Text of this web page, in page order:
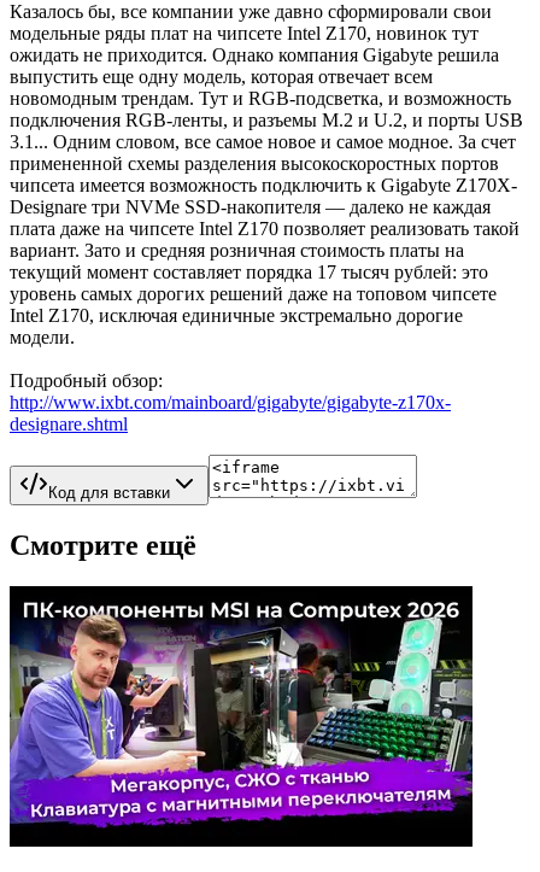
Казалось бы, все компании уже давно сформировали свои
модельные ряды плат на чипсете Intel Z170, новинок тут
ожидать не приходится. Однако компания Gigabyte решила
выпустить еще одну модель, которая отвечает всем
новомодным трендам. Тут и RGB-подсветка, и возможность
подключения RGB-ленты, и разъемы M.2 и U.2, и порты USB
3.1... Одним словом, все самое новое и самое модное. За счет
примененной схемы разделения высокоскоростных портов
чипсета имеется возможность подключить к Gigabyte Z170X-
Designare три NVMe SSD-накопителя — далеко не каждая
плата даже на чипсете Intel Z170 позволяет реализовать такой
вариант. Зато и средняя розничная стоимость платы на
текущий момент составляет порядка 17 тысяч рублей: это
уровень самых дорогих решений даже на топовом чипсете
Intel Z170, исключая единичные экстремально дорогие
модели.
Подробный обзор:
http://www.ixbt.com/mainboard/gigabyte/gigabyte-z170x-
designare.shtml
Код для вставки
Смотрите ещё